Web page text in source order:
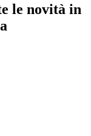
le novità in